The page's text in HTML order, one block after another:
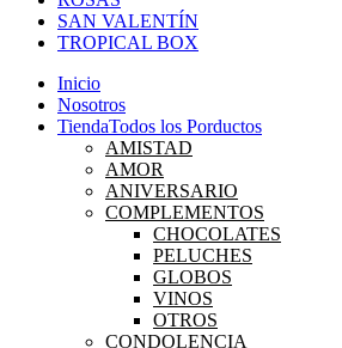
SAN VALENTÍN
TROPICAL BOX
Inicio
Nosotros
TiendaTodos los Porductos
AMISTAD
AMOR
ANIVERSARIO
COMPLEMENTOS
CHOCOLATES
PELUCHES
GLOBOS
VINOS
OTROS
CONDOLENCIA